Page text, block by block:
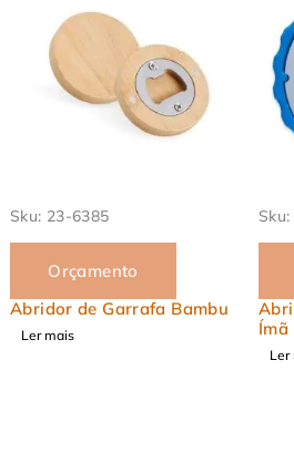
Sku: 23-6385
Orçamento
Abridor de Garrafa Bambu
Ler mais
Sku:
Ímã
Ler